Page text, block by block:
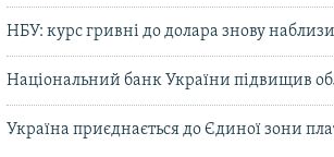
НБУ: курс гривні до долара знову
Національний банк України підвищив
Україна приєднається до Єдиної зони